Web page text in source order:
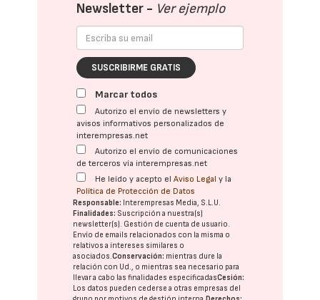
Newsletter - Ver ejemplo
SUSCRIBIRME GRATIS
Marcar todos
Autorizo el envío de newsletters y
avisos informativos personalizados de
interempresas.net
Autorizo el envío de comunicaciones
de terceros vía interempresas.net
He leído y acepto elAviso Legal y la
Política de Protección de Datos
Responsable: Interempresas Media, S.L.U.
Finalidades: Suscripción a nuestra(s)
newsletter(s). Gestión de cuenta de usuario.
Envío de emails relacionados con la misma o
relativos a intereses similares o
asociados.Conservación: mientras dure la
relación con Ud., o mientras sea necesario para
llevar a cabo las finalidades especificadasCesión:
Los datos pueden cederse a otras empresas del